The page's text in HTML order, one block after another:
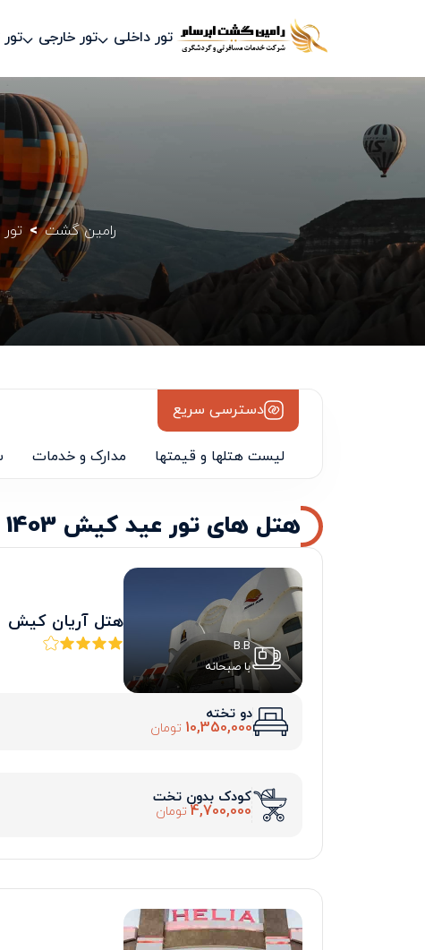
تور داخلی تور خارجی
رامین گشت
دسترسی سریع
لیست هتلها و قیمتها مدارک و خدمات
هتل های تور عید کیش 1403 - نیمه دوم
B.B
با صبحانه
هتل آریان کیش
دو تخته
10,350,000 تومان
کودک بدون تخت
4,700,000 تومان